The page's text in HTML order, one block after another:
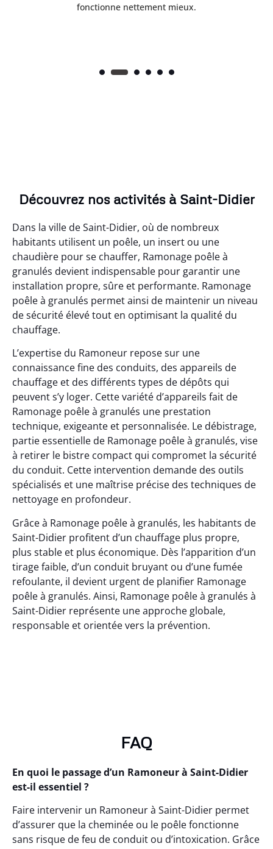
fonctionne nettement mieux.
Découvrez nos activités à Saint-Didier
Dans la ville de Saint-Didier, où de nombreux
habitants utilisent un poêle, un insert ou une
chaudière pour se chauffer, Ramonage poêle à
granulés devient indispensable pour garantir une
installation propre, sûre et performante. Ramonage
poêle à granulés permet ainsi de maintenir un niveau
de sécurité élevé tout en optimisant la qualité du
chauffage.
L’expertise du Ramoneur repose sur une
connaissance fine des conduits, des appareils de
chauffage et des différents types de dépôts qui
peuvent s’y loger. Cette variété d’appareils fait de
Ramonage poêle à granulés une prestation
technique, exigeante et personnalisée. Le débistrage,
partie essentielle de Ramonage poêle à granulés, vise
à retirer le bistre compact qui compromet la sécurité
du conduit. Cette intervention demande des outils
spécialisés et une maîtrise précise des techniques de
nettoyage en profondeur.
Grâce à Ramonage poêle à granulés, les habitants de
Saint-Didier profitent d’un chauffage plus propre,
plus stable et plus économique. Dès l’apparition d’un
tirage faible, d’un conduit bruyant ou d’une fumée
refoulante, il devient urgent de planifier Ramonage
poêle à granulés. Ainsi, Ramonage poêle à granulés à
Saint-Didier représente une approche globale,
responsable et orientée vers la prévention.
FAQ
En quoi le passage d’un Ramoneur à Saint-Didier
est-il essentiel ?
Faire intervenir un Ramoneur à Saint-Didier permet
d’assurer que la cheminée ou le poêle fonctionne
sans risque de feu de conduit ou d’intoxication. Grâce